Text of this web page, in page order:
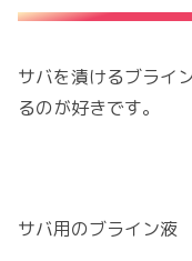
サバを漬けるブライ
るのが好きです。
サバ用のブライン液